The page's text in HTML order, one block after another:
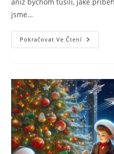
jsme…
Pokračovat Ve Čtení